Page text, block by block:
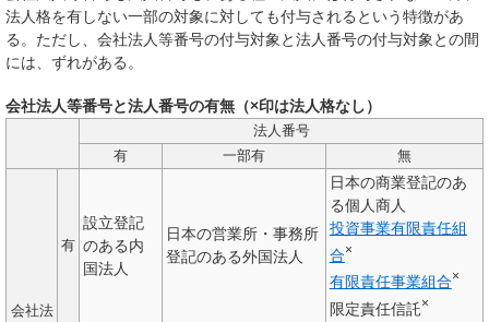
法人格を有しない一部の対象に対しても付与されるという特徴があ
る。ただし、会社法人等番号の付与対象と法人番号の付与対象との間
には、ずれがある。
会社法人等番号と法人番号の有無（×印は法人格なし）
法人番号
有
一部有 無
会社法
有
設立登記
のある内
国法人
日本の営業所・事務所
登記のある外国法人
日本の商業登記のあ
る個人商人
投資事業有限責任組
合×
有限責任事業組合×
限定責任信託×